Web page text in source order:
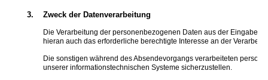
3. Zweck der Datenverarbeitung
Die Verarbeitung der personenbezogenen Daten aus der
hieran auch das erforderliche berechtigte Interesse an der
Die sonstigen während des Absendevorgangs verarbeiteten
unserer informationstechnischen Systeme sicherzustellen.